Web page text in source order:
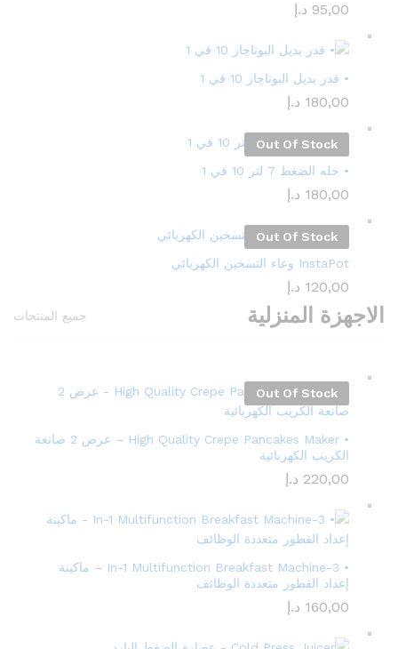
95,00 د.إ
• قدر بديل البوتاجاز 10 في 1
180,00 د.إ
Out Of Stock
• حله الضغط 7 لتر 10 في 1
180,00 د.إ
Out Of Stock
InstaPot وعاء التسخين الكهربائي
120,00 د.إ
الاجهزة المنزلية جميع المنتجات
Out Of Stock
• High Quality Crepe Pancakes Maker – عرض 2 صانعة
الكريب الكهربائية
220,00 د.إ
• 3-In-1 Multifunction Breakfast Machine – ماكينة
إعداد الفطور متعددة الوظائف
160,00 د.إ